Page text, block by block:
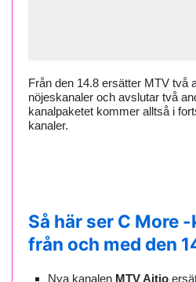
Från den 14.8 ersätter MTV två
nöjeskanaler och avslutar två
kanalpaketet kommer alltså i
kanaler.
Så här ser C More
från och med den
Nya kanalen MTV Aitio